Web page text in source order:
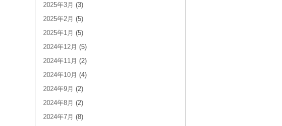
2025年3月 (3)
2025年2月 (5)
2025年1月 (5)
2024年12月 (5)
2024年11月 (2)
2024年10月 (4)
2024年9月 (2)
2024年8月 (2)
2024年7月 (8)